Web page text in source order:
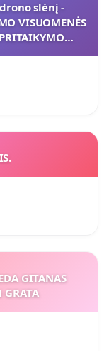
slėnį -
VISUOMENĖS
GITANAS